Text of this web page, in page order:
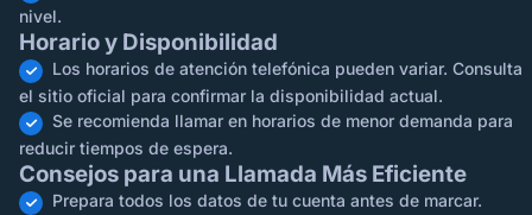
nivel.
Horario y Disponibilidad
Los horarios de atención telefónica pueden variar. Consulta
el sitio oficial para confirmar la disponibilidad actual.
Se recomienda llamar en horarios de menor demanda para
reducir tiempos de espera.
Consejos para una Llamada Más Eficiente
Prepara todos los datos de tu cuenta antes de marcar.